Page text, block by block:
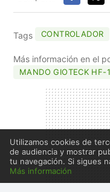
FACEBOOK
X
Tags CONTROLADOR
Más información en el
MANDO GIOTECK HF-
Utilizamos cookies de
de audiencia y mostrar
tu navegación. Si sigues
Más información